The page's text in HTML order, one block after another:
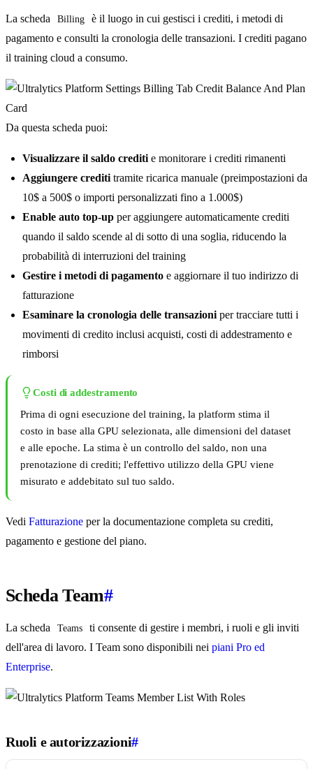
La scheda Billing
è il luogo in cui gestisci i crediti, i metodi di
pagamento e consulti la cronologia delle transazioni. I crediti pagano
il training cloud a consumo.
Da questa scheda puoi:
Visualizzare il saldo crediti e monitorare i crediti rimanenti
Aggiungere crediti tramite ricarica manuale (preimpostazioni da
10$ a 500$ o importi personalizzati fino a 1.000$)
Enable auto top-up per aggiungere automaticamente crediti
quando il saldo scende al di sotto di una soglia, riducendo la
probabilità di interruzioni del training
Gestire i metodi di pagamento e aggiornare il tuo indirizzo di
fatturazione
Esaminare la cronologia delle transazioni per tracciare tutti i
movimenti di credito inclusi acquisti, costi di addestramento e
rimborsi
Costi di addestramento
Prima di ogni esecuzione del training, la platform stima il
costo in base alla GPU selezionata, alle dimensioni del dataset
e alle epoche. La stima è un controllo del saldo, non una
prenotazione di crediti; l'effettivo utilizzo della GPU viene
misurato e addebitato sul tuo saldo.
Vedi Fatturazione per la documentazione completa su crediti,
pagamento e gestione del piano.
Scheda Team#
La scheda Teams
ti consente di gestire i membri, i ruoli e gli inviti
dell'area di lavoro. I Team sono disponibili nei piani Pro ed
Enterprise.
Ruoli e autorizzazioni#